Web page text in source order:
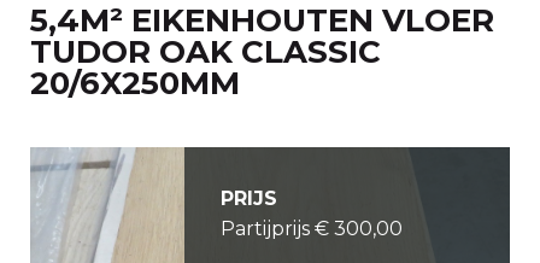
5,4M² EIKENHOUTEN VLOER
TUDOR OAK CLASSIC
20/6X250MM
PRIJS
Partijprijs € 300,00